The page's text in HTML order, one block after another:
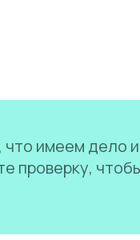
имеем дело
проверку,